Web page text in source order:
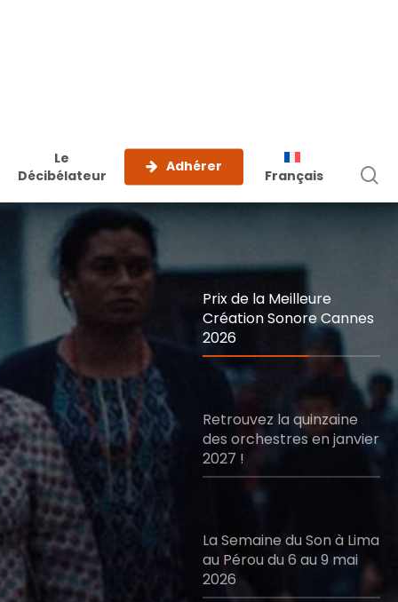
Le
Décibélateur
Adhérer
Français
Prix de la Meilleure
Création Sonore Cannes
2026
Retrouvez la quinzaine
des orchestres en janvier
2027 !
La Semaine du Son à Lima
au Pérou du 6 au 9 mai
2026